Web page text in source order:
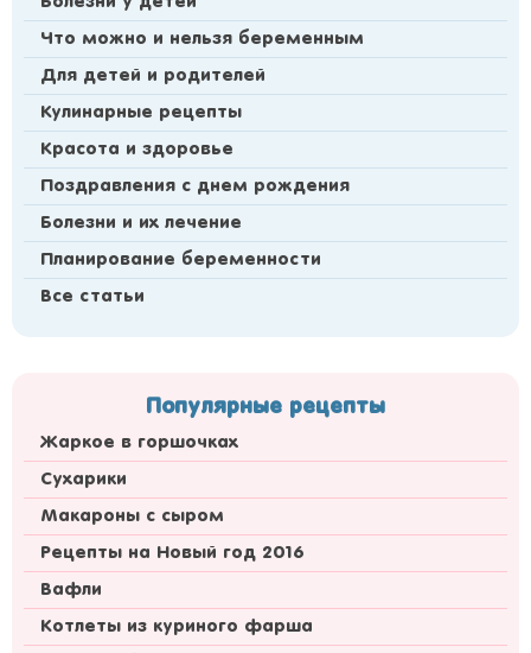
Что можно и нельзя беременным
Для детей и родителей
Кулинарные рецепты
Красота и здоровье
Поздравления с днем рождения
Болезни и их лечение
Планирование беременности
Все статьи
Популярные рецепты
Жаркое в горшочках
Сухарики
Макароны с сыром
Рецепты на Новый год 2016
Вафли
Котлеты из куриного фарша